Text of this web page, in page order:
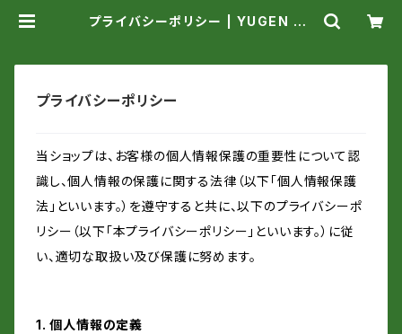
プライバシーポリシー | YUGEN GL
プライバシーポリシー
当ショップは、お客様の個人情報保護の重要性について認
識し、個人情報の保護に関する法律（以下「個人情報保護
法」といいます。）を遵守すると共に、以下のプライバシーポ
リシー（以下「本プライバシーポリシー」といいます。）に従
い、適切な取扱い及び保護に努めます。
1. 個人情報の定義